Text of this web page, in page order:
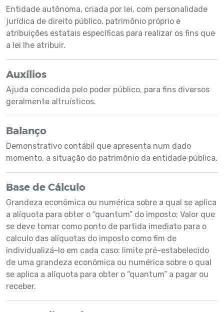
Entidade autônoma, criada por lei, com personalidade
jurídica de direito público, patrimônio próprio e
atribuições estatais específicas para realizar os fins que
a lei lhe atribuir.
Auxílios
Ajuda concedida pelo poder público, para fins diversos
geralmente altruísticos.
Balanço
Demonstrativo contábil que apresenta num dado
momento, a situação do patrimônio da entidade pública.
Base de Cálculo
Grandeza econômica ou numérica sobre a qual se aplica
a alíquota para obter o “quantum” do imposto; Valor que
se deve tomar como ponto de partida imediato para o
calculo das alíquotas do imposto como fim de
individualizá-lo em cada caso: limite pré-estabelecido
de uma grandeza econômica ou numérica sobre o qual
se aplica a alíquota para obter o “quantum” a pagar ou
receber.